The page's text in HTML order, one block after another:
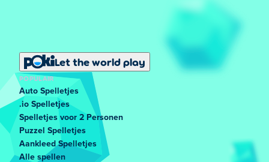
Let the world play
POPULAIR
Auto Spelletjes
.io Spelletjes
Spelletjes voor 2 Personen
Puzzel Spelletjes
Aankleed Spelletjes
Alle spellen